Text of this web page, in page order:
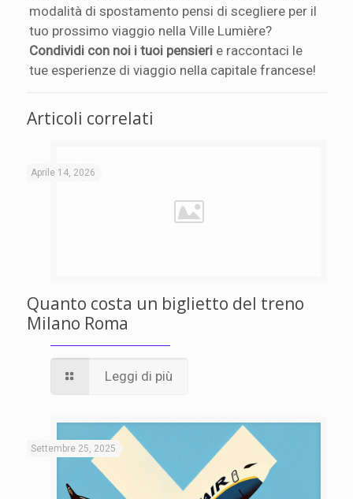
modalità di spostamento pensi di scegliere per il
tuo prossimo viaggio nella Ville Lumière?
Condividi con noi i tuoi pensieri e raccontaci le
tue esperienze di viaggio nella capitale francese!
Articoli correlati
Aprile 14, 2026
Quanto costa un biglietto del treno
Milano Roma
Leggi di più
Settembre 25, 2025